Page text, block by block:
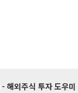
- 해외주식 투자 도우미